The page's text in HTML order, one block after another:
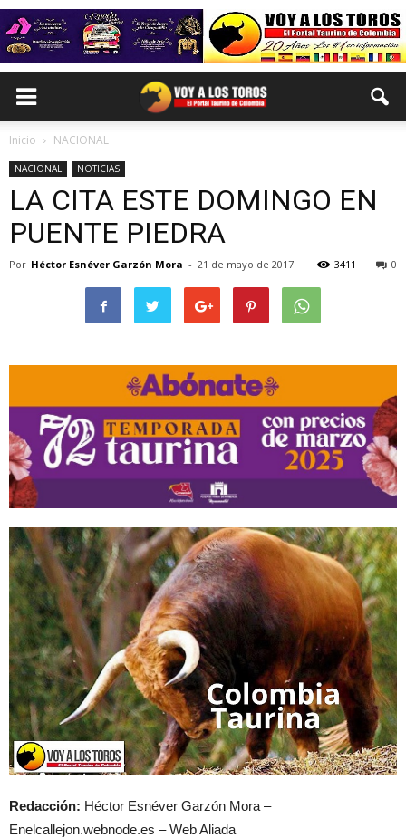
Inicio NACIONAL
NACIONAL NOTICIAS
LA CITA ESTE DOMINGO EN
PUENTE PIEDRA
Por Héctor Esnéver Garzón Mora - 21 de mayo de 2017 0
3411
Redacción: Héctor Esnéver Garzón Mora –
Enelcallejon.webnode.es – Web Aliada